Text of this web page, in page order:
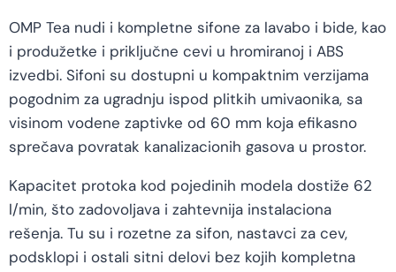
OMP Tea nudi i kompletne sifone za lavabo i bide, kao
i produžetke i priključne cevi u hromiranoj i ABS
izvedbi. Sifoni su dostupni u kompaktnim verzijama
pogodnim za ugradnju ispod plitkih umivaonika, sa
visinom vodene zaptivke od 60 mm koja efikasno
sprečava povratak kanalizacionih gasova u prostor.
Kapacitet protoka kod pojedinih modela dostiže 62
l/min, što zadovoljava i zahtevnija instalaciona
rešenja. Tu su i rozetne za sifon, nastavci za cev,
podsklopi i ostali sitni delovi bez kojih kompletna